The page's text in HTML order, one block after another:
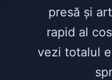
presă și
rapid al
vezi totalul